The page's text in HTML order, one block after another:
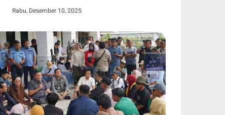
Rabu, Desember 10, 2025